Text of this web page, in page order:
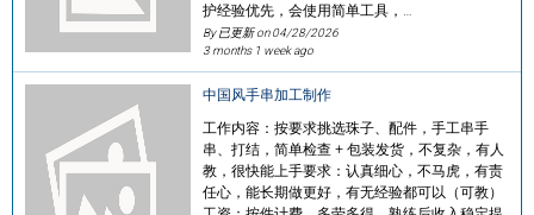
护经验优先，会使用简单工具，…
By 已更新 on04/28/2026
3 months 1 week ago
中国风手串加工制作
工作内容：按要求挑选珠子、配件，手工串手
串、打结，简单检查 + 包装发货，不复杂，有人
教，很快能上手要求：认真细心，不马虎，有责
任心，能长期做更好，有无经验都可以（可教）